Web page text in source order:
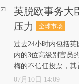
英脱欧事务大
压力
全球市场
过去24小时内包括
内的3位高级别官员
梅的不信任投票，其
07月10日 14:09